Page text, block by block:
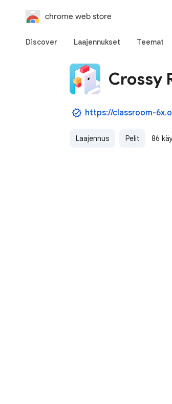
chrome web store
Discover Laajennukset Teemat
Crossy
https://classroom-
Laajennus Pelit 86